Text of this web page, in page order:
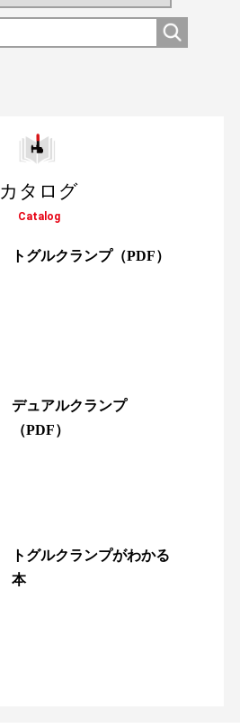
カタログ
Catalog
トグルクランプ（PDF）
デュアルクランプ
（PDF）
トグルクランプがわかる
本